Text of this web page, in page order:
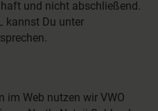
und nicht abschließend.
kannst Du unter
im Web nutzen wir VWO